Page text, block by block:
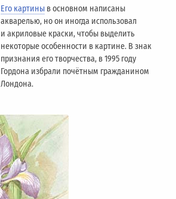
Его картины в основном написаны
акварелью, но он иногда использовал
и акриловые краски, чтобы выделить
некоторые особенности в картине. В знак
признания его творчества, в 1995 году
Гордона избрали почётным гражданином
Лондонa.